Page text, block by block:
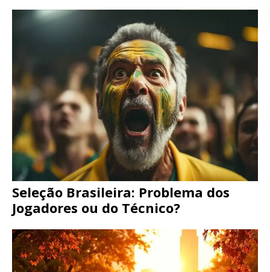
Seleção Brasileira: Problema dos
Jogadores ou do Técnico?